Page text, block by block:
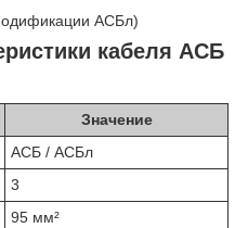
АСБл)
кабеля АСБ
Значение
АСБ / АСБл
3
95 мм²